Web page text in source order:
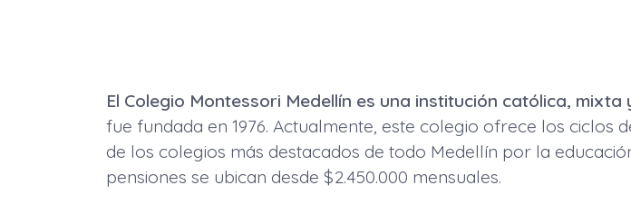
El Colegio Montessori Medellín es una institución católica, mixta
fue fundada en 1976. Actualmente, este colegio ofrece los
de los colegios más destacados de todo Medellín por la
pensiones se ubican desde $2.450.000 mensuales.